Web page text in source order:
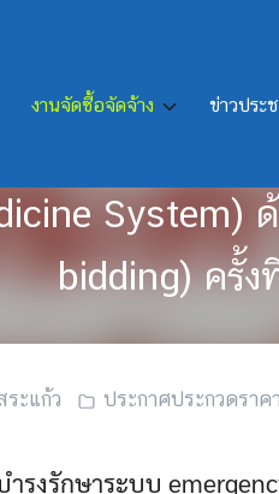
งานจัดซื้อจัดจ้าง ข่าวประ
าจ้างบำรุงรักษ
System)
bidding) ครั้ง
ระแก้ว ประกาศประกวดราคา
ำรุงรักษาระบบ